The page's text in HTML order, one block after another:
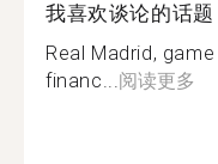
我喜欢谈论的话题
Real Madrid,
financ...阅读更多